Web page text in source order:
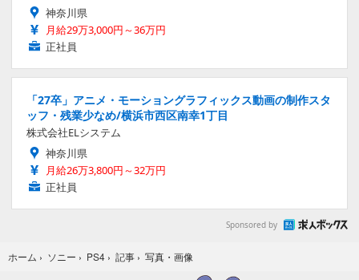
神奈川県
月給29万3,000円～36万円
正社員
「27卒」アニメ・モーショングラフィックス動画の制作スタ
ッフ・残業少なめ/横浜市西区南幸1丁目
株式会社ELシステム
神奈川県
月給26万3,800円～32万円
正社員
Sponsored by
ホーム › ソニー › PS4 › 記事 › 写真・画像